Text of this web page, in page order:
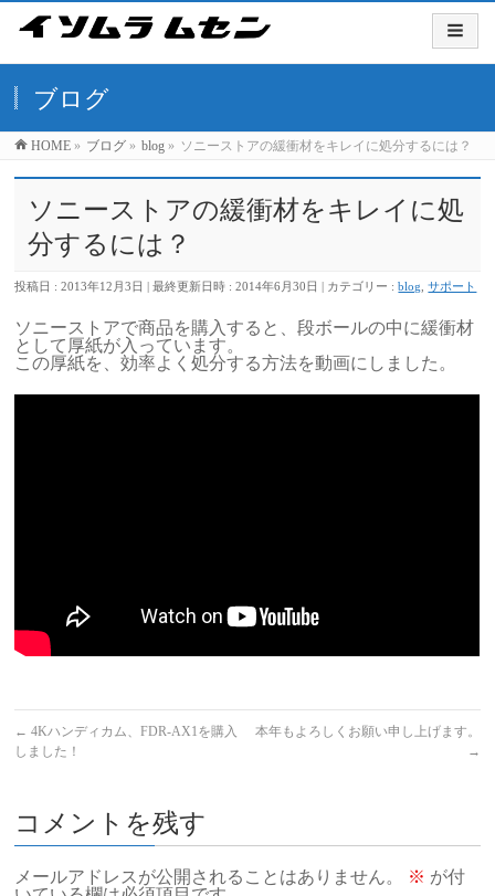
ブログ
HOME » ブログ » blog » ソニーストアの緩衝材をキレイに処分するには？
ソニーストアの緩衝材をキレイに処
分するには？
投稿日 : 2013年12月3日 最終更新日時 : 2014年6月30日 カテゴリー :blog ,サポート
ソニーストアで商品を購入すると、段ボールの中に緩衝材
として厚紙が入っています。
この厚紙を、効率よく処分する方法を動画にしました。
← 4Kハンディカム、FDR-AX1を購入
しました！
本年もよろしくお願い申し上げます。
→
コメントを残す
メールアドレスが公開されることはありません。 ※ が付